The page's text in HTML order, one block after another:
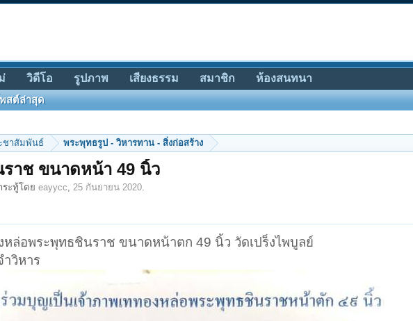
ชาสัมพันธ์ พระพุทธรูป - วิหารทาน - สิ่งก่อสร้าง
าช ขนาดหน้า 49 นิ้ว
ระทู้โดย eayycc, 25 กันยายน 2020.
หล่อพระพุทธชินราช ขนาดหน้าตก 49 นิ้ว วัดเปร็งไพบูลย์
วิหาร
สต์ล่าสุด
วิดีโอ รูปภาพ เสียงธรรม สมาชิก ห้องสนทนา